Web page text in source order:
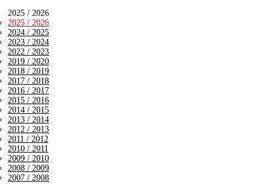
2025 / 2026
2025 / 2026
2024 / 2025
2023 / 2024
2022 / 2023
2019 / 2020
2018 / 2019
2017 / 2018
2016 / 2017
2015 / 2016
2014 / 2015
2013 / 2014
2012 / 2013
2011 / 2012
2010 / 2011
2009 / 2010
2008 / 2009
2007 / 2008